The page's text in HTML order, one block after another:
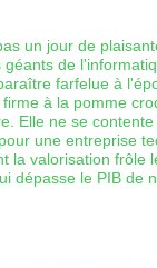
un jour de
de
farfelue à
à la pomme
Elle ne se
une entreprise
la valorisation frôle
dépasse le PIB de